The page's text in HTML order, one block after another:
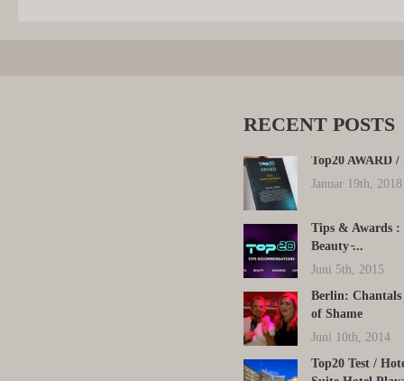
RECENT POSTS
Top20 AWARD
Januar 19th, 2018
Tips & Awards :
Beauty ̵...
Juni 5th, 2015
Berlin: Chantals
of Shame
Juni 10th, 2014
Top20 Test /